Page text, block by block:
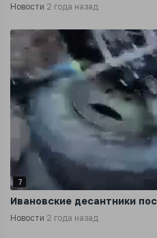
Новости 2 года назад
7
Ивановские десантники
Новости 2 года назад